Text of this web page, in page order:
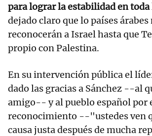
para lograr la estabilidad en
dejado claro que lo países árabes
reconocerán a Israel hasta que
propio con Palestina.
En su intervención pública el
dado las gracias a Sánchez --al
amigo-- y al pueblo español por
reconocimiento --"ustedes ven
causa justa después de mucha